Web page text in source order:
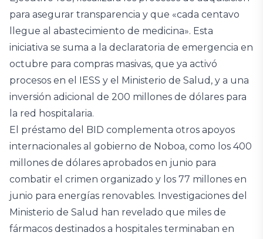
para asegurar transparencia y que «cada centavo
llegue al abastecimiento de medicina». Esta
iniciativa se suma a la declaratoria de emergencia en
octubre para compras masivas, que ya activó
procesos en el IESS y el Ministerio de Salud, y a una
inversión adicional de 200 millones de dólares para
la red hospitalaria.
El préstamo del BID complementa otros apoyos
internacionales al gobierno de Noboa, como los 400
millones de dólares aprobados en junio para
combatir el crimen organizado y los 77 millones en
junio para energías renovables. Investigaciones del
Ministerio de Salud han revelado que miles de
fármacos destinados a hospitales terminaban en